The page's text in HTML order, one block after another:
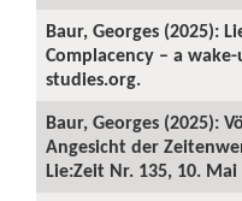
Baur, Georges (2025):
Complacency – a
studies.org.
Baur, Georges (2025):
Angesicht der
Lie:Zeit Nr. 135, 10. Mai